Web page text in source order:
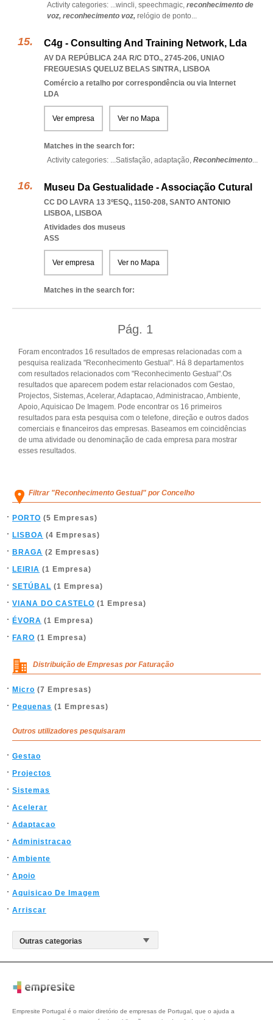
Activity categories: ...wincli, speechmagic, reconhecimento de
voz, reconhecimento voz, relógio de ponto...
C4g - Consulting And Training Network, Lda
AV DA REPÚBLICA 24A R/C DTO., 2745-206, UNIAO
FREGUESIAS QUELUZ BELAS SINTRA, LISBOA
Comércio a retalho por correspondência ou via Internet
LDA
Ver empresa Ver no Mapa
Matches in the search for:
Activity categories: ...Satisfação, adaptação, Reconhecimento...
Museu Da Gestualidade - Associação Cutural
CC DO LAVRA 13 3ºESQ., 1150-208, SANTO ANTONIO
LISBOA, LISBOA
Atividades dos museus
ASS
Ver empresa Ver no Mapa
Matches in the search for:
Pág. 1
Foram encontrados 16 resultados de empresas relacionadas com a
pesquisa realizada "Reconhecimento Gestual". Há 8 departamentos
com resultados relacionados com "Reconhecimento Gestual".Os
resultados que aparecem podem estar relacionados com Gestao,
Projectos, Sistemas, Acelerar, Adaptacao, Administracao, Ambiente,
Apoio, Aquisicao De Imagem. Pode encontrar os 16 primeiros
resultados para esta pesquisa com o telefone, direção e outros dados
comerciais e financeiros das empresas. Baseamos em coincidências
de uma atividade ou denominação de cada empresa para mostrar
esses resultados.
Filtrar "Reconhecimento Gestual" por Concelho
PORTO (5 Empresas)
LISBOA (4 Empresas)
BRAGA (2 Empresas)
LEIRIA (1 Empresa)
SETÚBAL (1 Empresa)
VIANA DO CASTELO (1 Empresa)
ÉVORA (1 Empresa)
FARO (1 Empresa)
Distribuição de Empresas por Faturação
Micro (7 Empresas)
Pequenas (1 Empresas)
Outros utilizadores pesquisaram
Gestao
Projectos
Sistemas
Acelerar
Adaptacao
Administracao
Ambiente
Apoio
Aquisicao De Imagem
Arriscar
Empresite Portugal é o maior diretório de empresas de Portugal, que o ajuda a